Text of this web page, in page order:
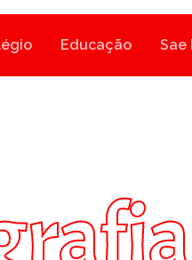
Educação Sae